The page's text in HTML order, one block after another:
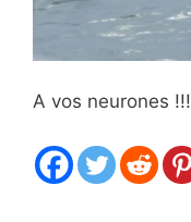
A vos neurones !!!